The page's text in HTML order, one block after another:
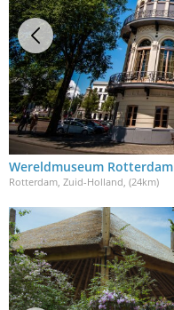
Wereldmuseum Rotterdam
Rotterdam, Zuid-Holland , (24km)